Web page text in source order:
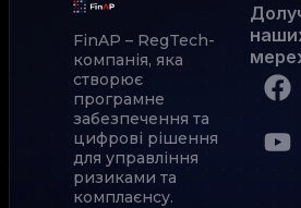
FinAP – RegTech-
компанія, яка
створює
програмне
забезпечення та
цифрові рішення
для управління
ризиками та
комплаєнсу.